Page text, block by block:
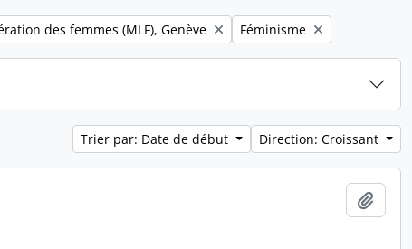
des femmes (MLF), Genève Remove filter:
Féminisme
Trier par: Date de début Direction: Croissant